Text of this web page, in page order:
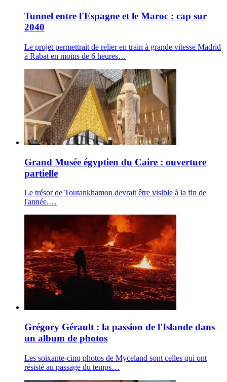
Tunnel entre l'Espagne et le Maroc : cap sur
2040
Le projet permettrait de relier en train à grande vitesse Madrid
à Rabat en moins de 6 heures…
Grand Musée égyptien du Caire : ouverture
partielle
Le trésor de Toutankhamon devrait être visible à la fin de
l'année.…
Grégory Gérault : la passion de l'Islande dans
un album de photos
Les soixante-cinq photos de Myceland sont celles qui ont
résisté au passage du temps…